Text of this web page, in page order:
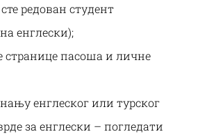
редован студент
енглески);
странице пасоша и личне
енглеског или турског
за енглески – погледати